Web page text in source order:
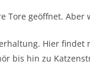
geöffnet. Aber
Hier findet
bis hin zu